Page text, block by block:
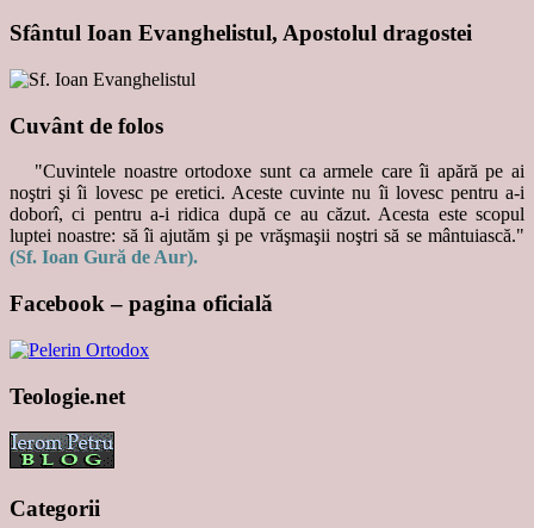
Sfântul Ioan Evanghelistul, Apostolul dragostei
Cuvânt de folos
"Cuvintele noastre ortodoxe sunt ca armele care îi apără pe ai
noştri şi îi lovesc pe eretici. Aceste cuvinte nu îi lovesc pentru a-i
doborî, ci pentru a-i ridica după ce au căzut. Acesta este scopul
luptei noastre: să îi ajutăm şi pe vrăşmaşii noştri să se mântuiască."
(Sf. Ioan Gură de Aur).
Facebook – pagina oficială
Teologie.net
Categorii